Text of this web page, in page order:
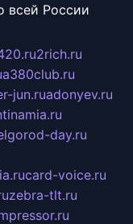
всей России
2rich.ru
a380club.ru
jun.ruadonyev.ru
day.ru
card-voice.ru
zebra-tlt.ru